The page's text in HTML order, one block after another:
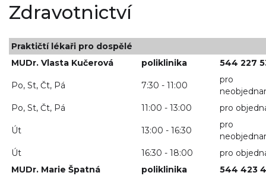
Zdravotnictví
Praktičtí lékaři pro dospělé
MUDr. Vlasta Kučerová
poliklinika 544 227
Po, St, Čt, Pá 7:30 - 11:00
pro
Po, St, Čt, Pá
11:00 - 13:00 pro
Út 13:00 - 16:30
pro
Út
16:30 - 18:00
pro
MUDr. Marie Špatná
poliklinika
544 423